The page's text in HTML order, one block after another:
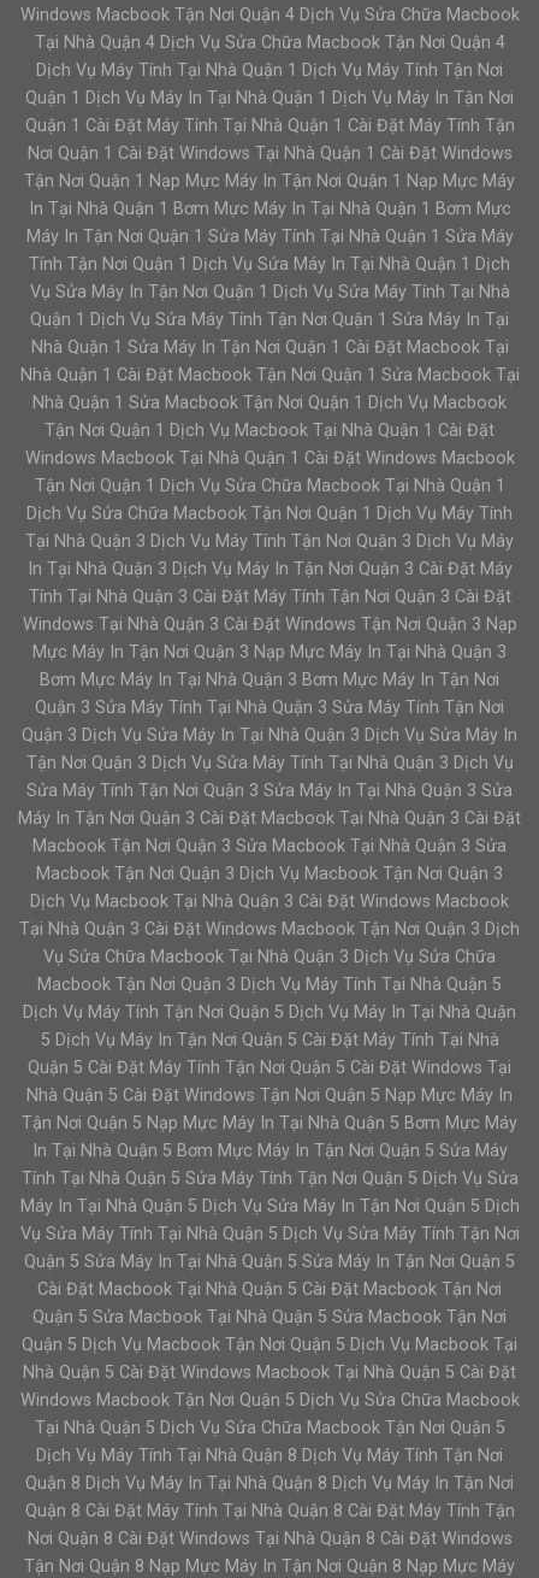
Windows Macbook Tận Nơi Quận 4 Dịch Vụ Sửa Chữa Macbook
Tại Nhà Quận 4 Dịch Vụ Sửa Chữa Macbook Tận Nơi Quận 4
Dịch Vụ Máy Tính Tại Nhà Quận 1 Dịch Vụ Máy Tính Tận Nơi
Quận 1 Dịch Vụ Máy In Tại Nhà Quận 1 Dịch Vụ Máy In Tận Nơi
Quận 1 Cài Đặt Máy Tính Tại Nhà Quận 1 Cài Đặt Máy Tính Tận
Nơi Quận 1 Cài Đặt Windows Tại Nhà Quận 1 Cài Đặt Windows
Tận Nơi Quận 1 Nạp Mực Máy In Tận Nơi Quận 1 Nạp Mực Máy
In Tại Nhà Quận 1 Bơm Mực Máy In Tại Nhà Quận 1 Bơm Mực
Máy In Tận Nơi Quận 1 Sửa Máy Tính Tại Nhà Quận 1 Sửa Máy
Tính Tận Nơi Quận 1 Dịch Vụ Sửa Máy In Tại Nhà Quận 1 Dịch
Vụ Sửa Máy In Tận Nơi Quận 1 Dịch Vụ Sửa Máy Tính Tại Nhà
Quận 1 Dịch Vụ Sửa Máy Tính Tận Nơi Quận 1 Sửa Máy In Tại
Nhà Quận 1 Sửa Máy In Tận Nơi Quận 1 Cài Đặt Macbook Tại
Nhà Quận 1 Cài Đặt Macbook Tận Nơi Quận 1 Sửa Macbook Tại
Nhà Quận 1 Sửa Macbook Tận Nơi Quận 1 Dịch Vụ Macbook
Tận Nơi Quận 1 Dịch Vụ Macbook Tại Nhà Quận 1 Cài Đặt
Windows Macbook Tại Nhà Quận 1 Cài Đặt Windows Macbook
Tận Nơi Quận 1 Dịch Vụ Sửa Chữa Macbook Tại Nhà Quận 1
Dịch Vụ Sửa Chữa Macbook Tận Nơi Quận 1 Dịch Vụ Máy Tính
Tại Nhà Quận 3 Dịch Vụ Máy Tính Tận Nơi Quận 3 Dịch Vụ Máy
In Tại Nhà Quận 3 Dịch Vụ Máy In Tận Nơi Quận 3 Cài Đặt Máy
Tính Tại Nhà Quận 3 Cài Đặt Máy Tính Tận Nơi Quận 3 Cài Đặt
Windows Tại Nhà Quận 3 Cài Đặt Windows Tận Nơi Quận 3 Nạp
Mực Máy In Tận Nơi Quận 3 Nạp Mực Máy In Tại Nhà Quận 3
Bơm Mực Máy In Tại Nhà Quận 3 Bơm Mực Máy In Tận Nơi
Quận 3 Sửa Máy Tính Tại Nhà Quận 3 Sửa Máy Tính Tận Nơi
Quận 3 Dịch Vụ Sửa Máy In Tại Nhà Quận 3 Dịch Vụ Sửa Máy In
Tận Nơi Quận 3 Dịch Vụ Sửa Máy Tính Tại Nhà Quận 3 Dịch Vụ
Sửa Máy Tính Tận Nơi Quận 3 Sửa Máy In Tại Nhà Quận 3 Sửa
Máy In Tận Nơi Quận 3 Cài Đặt Macbook Tại Nhà Quận 3 Cài Đặt
Macbook Tận Nơi Quận 3 Sửa Macbook Tại Nhà Quận 3 Sửa
Macbook Tận Nơi Quận 3 Dịch Vụ Macbook Tận Nơi Quận 3
Dịch Vụ Macbook Tại Nhà Quận 3 Cài Đặt Windows Macbook
Tại Nhà Quận 3 Cài Đặt Windows Macbook Tận Nơi Quận 3 Dịch
Vụ Sửa Chữa Macbook Tại Nhà Quận 3 Dịch Vụ Sửa Chữa
Macbook Tận Nơi Quận 3 Dịch Vụ Máy Tính Tại Nhà Quận 5
Dịch Vụ Máy Tính Tận Nơi Quận 5 Dịch Vụ Máy In Tại Nhà Quận
5 Dịch Vụ Máy In Tận Nơi Quận 5 Cài Đặt Máy Tính Tại Nhà
Quận 5 Cài Đặt Máy Tính Tận Nơi Quận 5 Cài Đặt Windows Tại
Nhà Quận 5 Cài Đặt Windows Tận Nơi Quận 5 Nạp Mực Máy In
Tận Nơi Quận 5 Nạp Mực Máy In Tại Nhà Quận 5 Bơm Mực Máy
In Tại Nhà Quận 5 Bơm Mực Máy In Tận Nơi Quận 5 Sửa Máy
Tính Tại Nhà Quận 5 Sửa Máy Tính Tận Nơi Quận 5 Dịch Vụ Sửa
Máy In Tại Nhà Quận 5 Dịch Vụ Sửa Máy In Tận Nơi Quận 5 Dịch
Vụ Sửa Máy Tính Tại Nhà Quận 5 Dịch Vụ Sửa Máy Tính Tận Nơi
Quận 5 Sửa Máy In Tại Nhà Quận 5 Sửa Máy In Tận Nơi Quận 5
Cài Đặt Macbook Tại Nhà Quận 5 Cài Đặt Macbook Tận Nơi
Quận 5 Sửa Macbook Tại Nhà Quận 5 Sửa Macbook Tận Nơi
Quận 5 Dịch Vụ Macbook Tận Nơi Quận 5 Dịch Vụ Macbook Tại
Nhà Quận 5 Cài Đặt Windows Macbook Tại Nhà Quận 5 Cài Đặt
Windows Macbook Tận Nơi Quận 5 Dịch Vụ Sửa Chữa Macbook
Tại Nhà Quận 5 Dịch Vụ Sửa Chữa Macbook Tận Nơi Quận 5
Dịch Vụ Máy Tính Tại Nhà Quận 8 Dịch Vụ Máy Tính Tận Nơi
Quận 8 Dịch Vụ Máy In Tại Nhà Quận 8 Dịch Vụ Máy In Tận Nơi
Quận 8 Cài Đặt Máy Tính Tại Nhà Quận 8 Cài Đặt Máy Tính Tận
Nơi Quận 8 Cài Đặt Windows Tại Nhà Quận 8 Cài Đặt Windows
Tận Nơi Quận 8 Nạp Mực Máy In Tận Nơi Quận 8 Nạp Mực Máy